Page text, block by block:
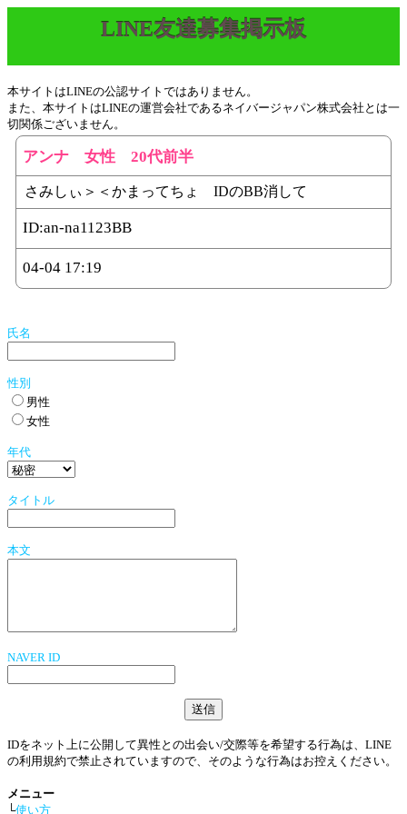
LINE友達募集掲示板
本サイトはLINEの公認サイトではありません。
また、本サイトはLINEの運営会社であるネイバージャパン株式会社とは一
切関係ございません。
アンナ 女性 20代前半
さみしぃ＞＜かまってちょ IDのBB消して
ID:an-na1123BB
04-04 17:19
氏名
性別
男性
女性
年代
タイトル
本文
NAVER ID
IDをネット上に公開して異性との出会い/交際等を希望する行為は、LINE
の利用規約で禁止されていますので、そのような行為はお控えください。
メニュー
└使い方